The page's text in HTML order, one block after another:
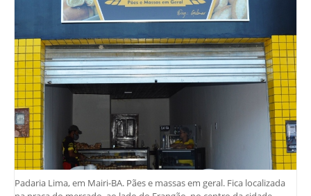
Padaria Lima, em Mairi-BA. Pães e massas em geral. Fica localizada